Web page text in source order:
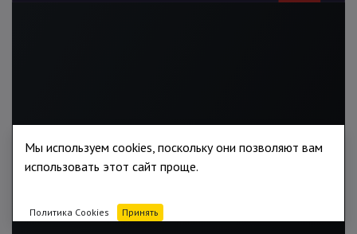
Мы используем cookies, поскольку они позволяют вам
использовать этот сайт проще.
Политика Cookies Принять